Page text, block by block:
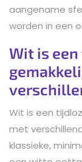
aangename
worden in een
Wit is
Wit is een
met
klassieke,